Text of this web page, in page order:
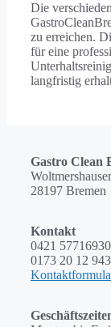
Die
zu erreichen.
für eine
langfristig
Gastro Clean
28197 Bremen
Kontakt
0421 57716930
0173 20 12 943